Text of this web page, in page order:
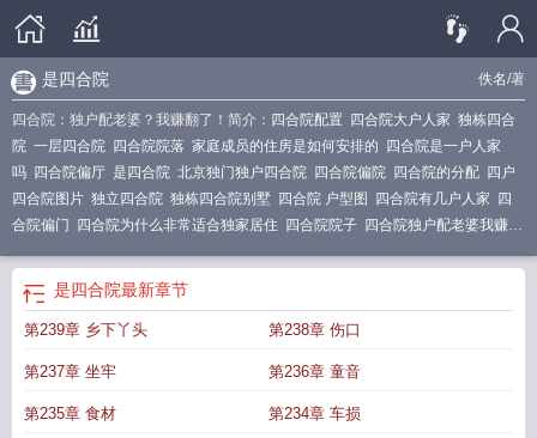
佚名/著
是四合院
四合院：独户配老婆？我赚翻了！简介： 四合院配置 四合院大户人家 独栋四合
院 一层四合院 四合院院落 家庭成员的住房是如何安排的
四合院是一户人家
吗 四合院偏厅 是四合院 北京独门独户四合院 四合院偏院 四合院的分配 四户
四合院图片 独立四合院 独栋四合院别墅 四合院 户型图 四合院有几户人家
四
合院偏门
四合院为什么非常适合独家居住 四合院院子 四合院独户配老婆我赚翻
四合院独栋别墅
是四合院最新章节
第239章 乡下丫头 第238章 伤口
第237章 坐牢 第236章 童音
第235章 食材 第234章 车损